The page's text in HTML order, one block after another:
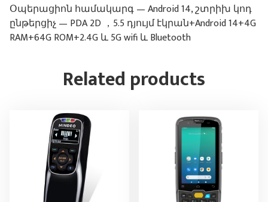
Օպերացիոն համակարգ — Android 14, շտրիխ կոդ
ընթերցիչ — PDA 2D ，5.5 դյույմ էկրան+Android 14+4G
RAM+64G ROM+2.4G և 5G wifi և Bluetooth
Related products